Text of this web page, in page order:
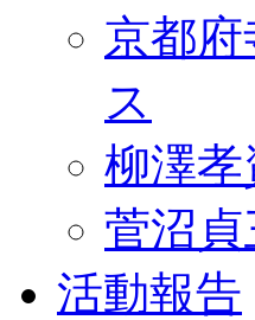
京都
ス
柳澤
菅沼
活動報告